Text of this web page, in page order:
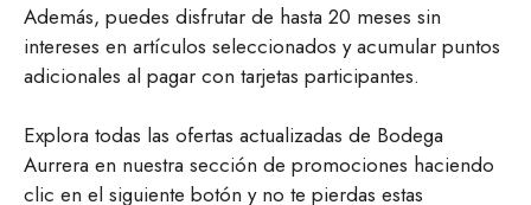
Además, puedes disfrutar de hasta 20 meses sin
intereses en artículos seleccionados y acumular puntos
adicionales al pagar con tarjetas participantes.
Explora todas las ofertas actualizadas de Bodega
Aurrera en nuestra sección de promociones haciendo
clic en el siguiente botón y no te pierdas estas